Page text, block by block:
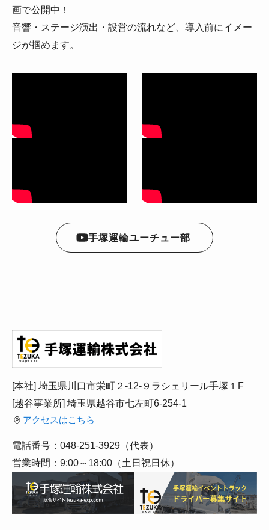
画で公開中！
音響・ステージ演出・設営の流れなど、導入前にイメー
ジが掴めます。
手塚運輸ユーチュー部
[本社] 埼玉県川口市栄町２-12-９ラシェリール手塚１F
[越谷事業所] 埼玉県越谷市七左町6-254-1
アクセスはこちら
電話番号：048-251-3929（代表）
営業時間：9:00～18:00（土日祝日休）